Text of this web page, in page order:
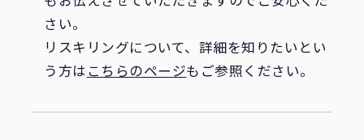
さい。
リスキリングについて、詳細を知りたいとい
う方は こちらのページもご参照ください。